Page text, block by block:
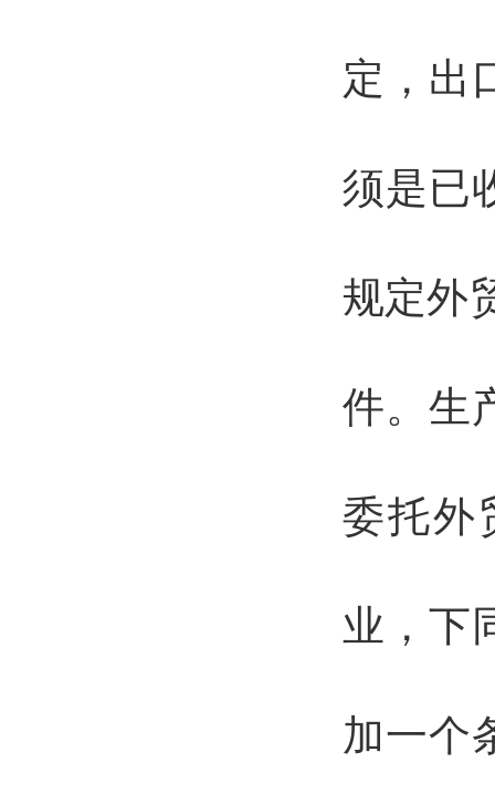
定，出
须是已
规定外
件。生
委托外
业，下
加一个